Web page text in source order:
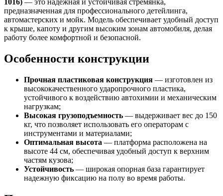
1016) — это надежная и устойчивая стремянка,
предназначенная для профессионального детейлинга,
автомастерских и мойк. Модель обеспечивает удобный доступ
к крыше, капоту и другим высоким зонам автомобиля, делая
работу более комфортной и безопасной.
Особенности конструкции
Прочная пластиковая конструкция — изготовлен из
высококачественного ударопрочного пластика,
устойчивого к воздействию автохимии и механическим
нагрузкам;
Высокая грузоподъемность — выдерживает вес до 150
кг, что позволяет использовать его операторам с
инструментами и материалами;
Оптимальная высота — платформа расположена на
высоте 44 см, обеспечивая удобный доступ к верхним
частям кузова;
Устойчивость — широкая опорная база гарантирует
надежную фиксацию на полу во время работы.